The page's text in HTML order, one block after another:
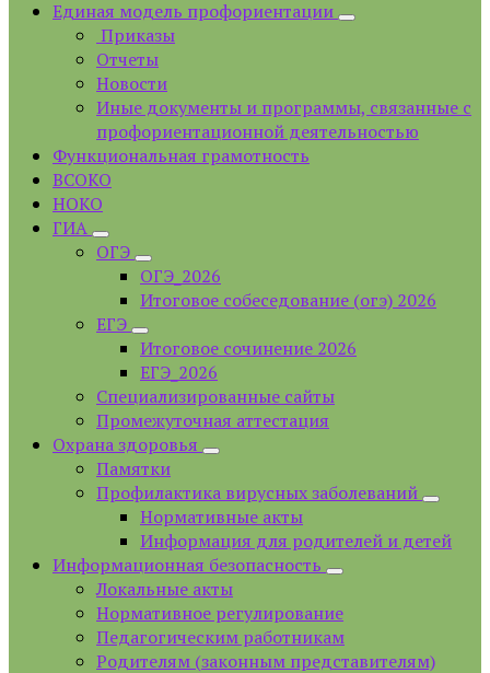
Единая модель профориентации
Приказы
Отчеты
Новости
Иные документы и программы, связанные с
профориентационной деятельностью
Функциональная грамотность
ВСОКО
НОКО
ГИА
ОГЭ
ОГЭ_2026
Итоговое собеседование (огэ) 2026
ЕГЭ
Итоговое сочинение 2026
ЕГЭ_2026
Специализированные сайты
Промежуточная аттестация
Охрана здоровья
Памятки
Профилактика вирусных заболеваний
Нормативные акты
Информация для родителей и детей
Информационная безопасность
Локальные акты
Нормативное регулирование
Педагогическим работникам
Родителям (законным представителям)